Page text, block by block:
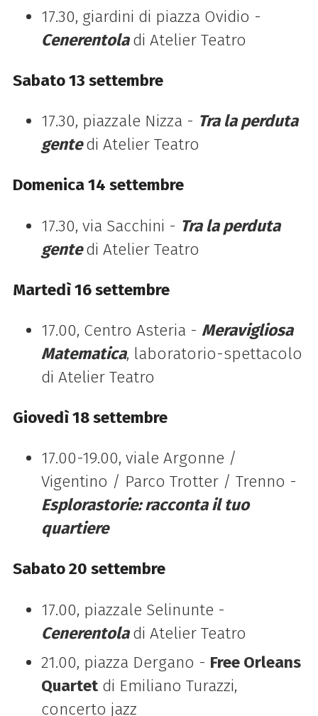
17.30, giardini di piazza Ovidio -
Cenerentoladi Atelier Teatro
Sabato 13 settembre
17.30, piazzale Nizza - Tra la perduta
gentedi Atelier Teatro
Domenica 14 settembre
17.30, via Sacchini - Tra la perduta
gentedi Atelier Teatro
Martedì 16 settembre
17.00, Centro Asteria - Meravigliosa
Matematica, laboratorio-spettacolo
di Atelier Teatro
Giovedì 18 settembre
17.00-19.00, viale Argonne /
Vigentino / Parco Trotter / Trenno -
Esplorastorie: racconta il tuo
quartiere
Sabato 20 settembre
17.00, piazzale Selinunte -
Cenerentoladi Atelier Teatro
21.00, piazza Dergano - Free Orleans
Quartetdi Emiliano Turazzi,
concerto jazz